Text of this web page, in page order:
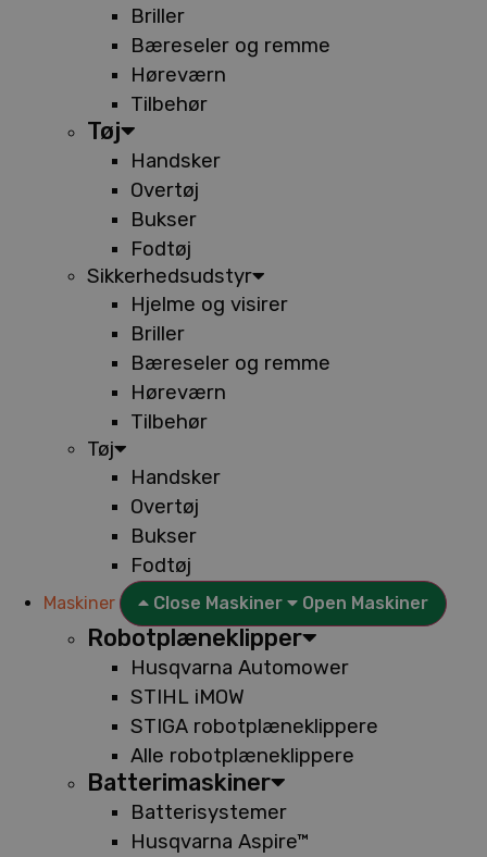
Briller
Bæreseler og remme
Høreværn
Tilbehør
Tøj
Handsker
Overtøj
Bukser
Fodtøj
Sikkerhedsudstyr
Hjelme og visirer
Briller
Bæreseler og remme
Høreværn
Tilbehør
Tøj
Handsker
Overtøj
Bukser
Fodtøj
Maskiner Close Maskiner Open Maskiner
Robotplæneklipper
Husqvarna Automower
STIHL iMOW
STIGA robotplæneklippere
Alle robotplæneklippere
Batterimaskiner
Batterisystemer
Husqvarna Aspire™